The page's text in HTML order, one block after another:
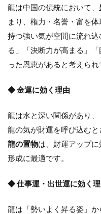
龍は中国の伝統において、
まり、権力・名誉・富を
持つ強い気が空間に流れ
る」「決断力が高まる」
った恩恵があると考えられ
◆ 金運に効く理由
龍は水と深い関係があり、
龍の気が財運を呼び込む
龍の置物は、財運アップ
形成に最適です。
◆ 仕事運・出世運に効く
龍は「勢いよく昇る姿」